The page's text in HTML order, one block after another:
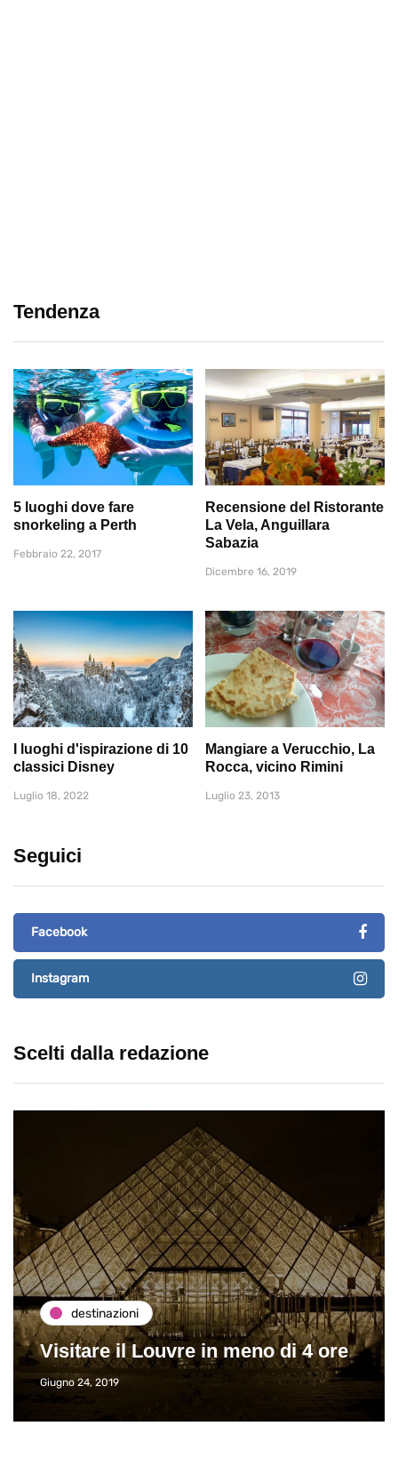
Tendenza
5 luoghi dove fare
snorkeling a Perth
Febbraio 22, 2017
Recensione del Ristorante
La Vela, Anguillara
Sabazia
Dicembre 16, 2019
I luoghi d'ispirazione di 10
classici Disney
Luglio 18, 2022
Mangiare a Verucchio, La
Rocca, vicino Rimini
Luglio 23, 2013
Seguici
Facebook
Instagram
Scelti dalla redazione
destinazioni
Visitare il Louvre in meno di 4 ore
Giugno 24, 2019